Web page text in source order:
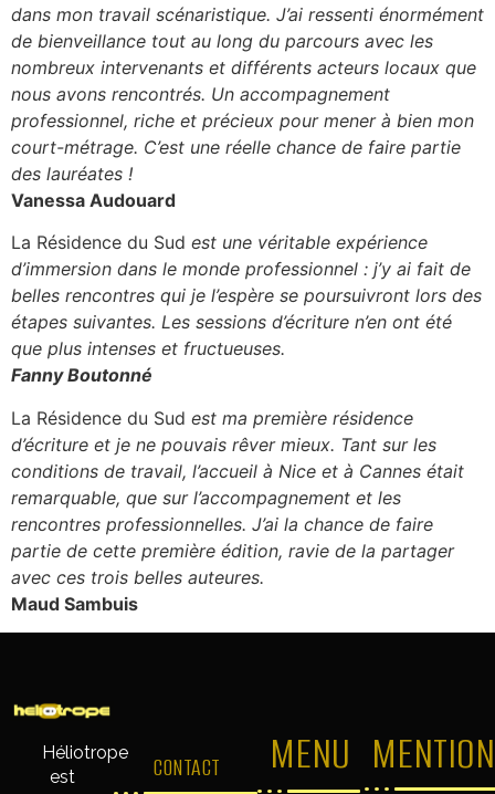
dans mon travail scénaristique. J’ai ressenti énormément
de bienveillance tout au long du parcours avec les
nombreux intervenants et différents acteurs locaux que
nous avons rencontrés. Un accompagnement
professionnel, riche et précieux pour mener à bien mon
court-métrage. C’est une réelle chance de faire partie
des lauréates !
Vanessa Audouard
La Résidence du Sud est une véritable expérience
d’immersion dans le monde professionnel : j’y ai fait de
belles rencontres qui je l’espère se poursuivront lors des
étapes suivantes. Les sessions d’écriture n’en ont été
que plus intenses et fructueuses.
Fanny Boutonné
La Résidence du Sud est ma première résidence
d’écriture et je ne pouvais rêver mieux. Tant sur les
conditions de travail, l’accueil à Nice et à Cannes était
remarquable, que sur l’accompagnement et les
rencontres professionnelles. J’ai la chance de faire
partie de cette première édition, ravie de la partager
avec ces trois belles auteures.
Maud Sambuis
Héliotrope
est
CONTACT MENU